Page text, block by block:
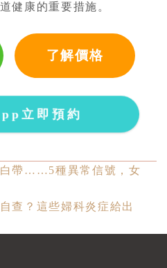
健康的重要措施。
了解價格
立即預約
帶……5種異常信號，女
查？這些婦科炎症給出